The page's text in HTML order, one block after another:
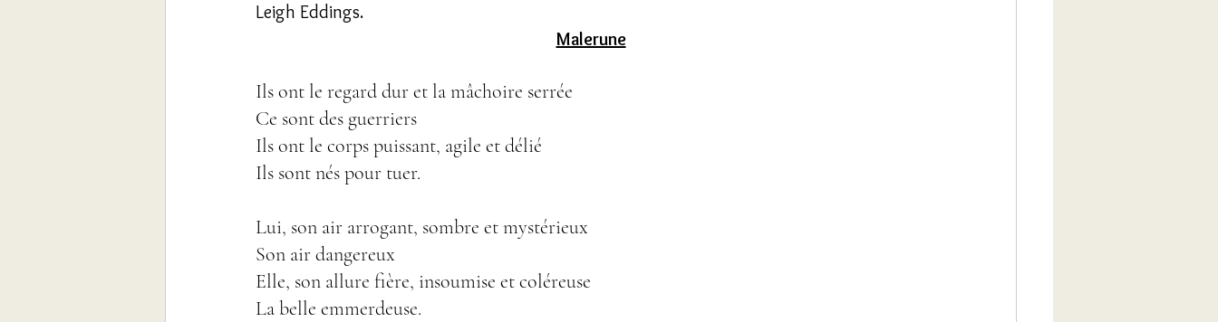
Leigh Eddings.
Malerune
Ils ont le regard dur et la mâchoire serrée
Ce sont des guerriers
Ils ont le corps puissant, agile et délié
Ils sont nés pour tuer.
Lui, son air arrogant, sombre et mystérieux
Son air dangereux
Elle, son allure fière, insoumise et coléreuse
La belle emmerdeuse.